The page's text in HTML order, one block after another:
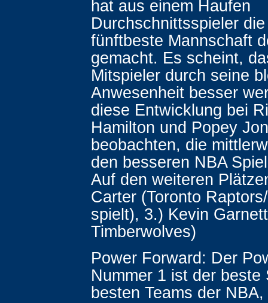
hat aus einem Haufen
Durchschnittsspieler
fünftbeste Mannschaft
gemacht. Es scheint,
Mitspieler durch seine
Anwesenheit besser
diese Entwicklung bei
Hamilton und Popey
beobachten, die
den besseren NBA
Auf den weiteren
Carter (Toronto
spielt), 3.) Kevin
Timberwolves)
Power Forward: Der
Nummer 1 ist der beste
besten Teams der NBA,